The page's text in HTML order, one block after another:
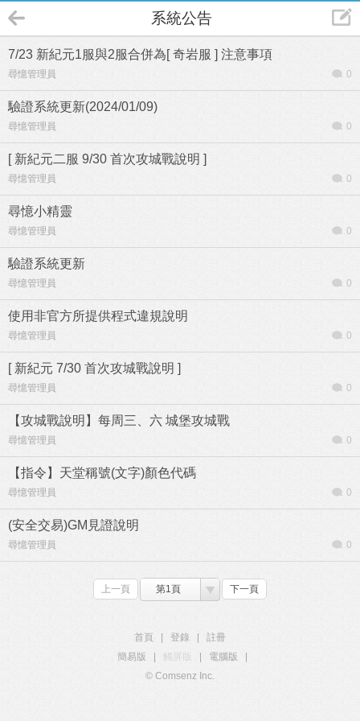
系統公告
7/23 新紀元1服與2服合併為[ 奇岩服 ] 注意事項
尋憶管理員 0
驗證系統更新(2024/01/09)
尋憶管理員 0
[ 新紀元二服 9/30 首次攻城戰說明 ]
尋憶管理員 0
尋憶小精靈
尋憶管理員 0
驗證系統更新
尋憶管理員 0
使用非官方所提供程式違規說明
尋憶管理員 0
[ 新紀元 7/30 首次攻城戰說明 ]
尋憶管理員 0
【攻城戰說明】每周三、六 城堡攻城戰
尋憶管理員 0
【指令】天堂稱號(文字)顏色代碼
尋憶管理員 0
(安全交易)GM見證說明
尋憶管理員 0
上一頁 第1頁 下一頁
首頁 登錄
註冊
簡易版
觸屏版 電腦版
© Comsenz Inc.